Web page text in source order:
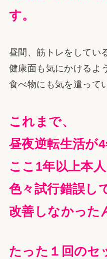
す。
昼間、筋トレをしてい
健康面も気にかけるよ
食べ物にも気を遣って
これまで、
昼夜逆転生活が4
ここ1年以上本
色々試行錯誤し
改善しなかった
たった１回のセ